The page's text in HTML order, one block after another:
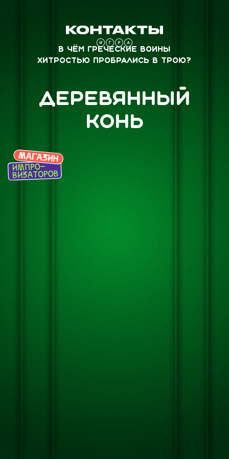
В чём греческие воины
хитростью пробрались в Трою?
Деревянный
конь